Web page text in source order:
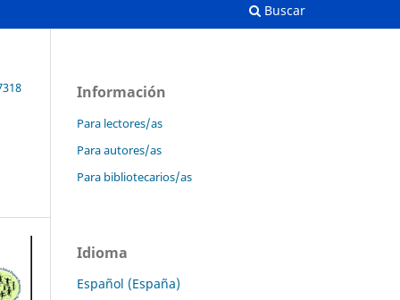
Buscar
Información
Para lectores/as
Para autores/as
Para bibliotecarios/as
Idioma
Español (España)